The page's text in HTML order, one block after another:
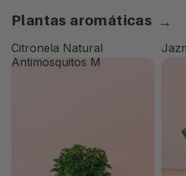
plantas aromáticas →
Citronela Natural
Antimosquitos M